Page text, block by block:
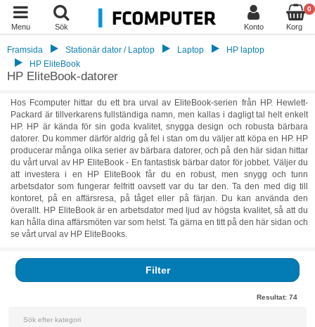
Menu Sök Konto
0
Korg
Framsida Stationär dator / Laptop Laptop
HP laptop
HP EliteBook
HP EliteBook-datorer
Hos Fcomputer hittar du ett bra urval av EliteBook-serien från HP. Hewlett-
Packard är tillverkarens fullständiga namn, men kallas i dagligt tal helt enkelt
HP. HP är kända för sin goda kvalitet, snygga design och robusta bärbara
datorer. Du kommer därför aldrig gå fel i stan om du väljer att köpa en HP. HP
producerar många olika serier av bärbara datorer, och på den här sidan hittar
du vårt urval av HP EliteBook - En fantastisk bärbar dator för jobbet. Väljer du
att investera i en HP EliteBook får du en robust, men snygg och tunn
arbetsdator som fungerar felfritt oavsett var du tar den. Ta den med dig till
kontoret, på en affärsresa, på tåget eller på färjan. Du kan använda den
överallt. HP EliteBook är en arbetsdator med ljud av högsta kvalitet, så att du
kan hålla dina affärsmöten var som helst. Ta gärna en titt på den här sidan och
se vårt urval av HP EliteBooks.
Filter
Resultat: 74